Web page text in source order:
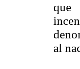
que
al